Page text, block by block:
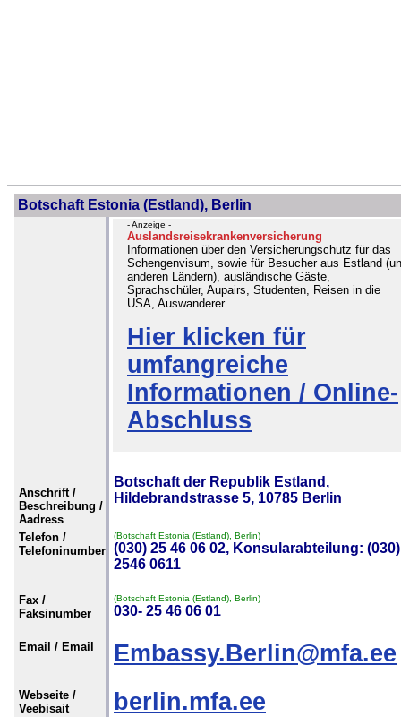
Botschaft Estonia (Estland), Berlin
- Anzeige -
Auslandsreisekrankenversicherung
Informationen über den Versicherungschutz für das
Schengenvisum, sowie für Besucher aus Estland
anderen Ländern), ausländische Gäste,
Sprachschüler, Aupairs, Studenten, Reisen in die
USA, Auswanderer...
Hier klicken für
umfangreiche
Informationen / Online-
Abschluss
Anschrift /
Beschreibung /
Aadress
Botschaft der Republik Estland,
Hildebrandstrasse 5, 10785 Berlin
Telefon /
Telefoninumber
(Botschaft Estonia (Estland), Berlin)
(030) 25 46 06 02, Konsularabteilung: (030)
2546 0611
Fax /
Faksinumber
(Botschaft Estonia (Estland), Berlin)
030- 25 46 06 01
Email / Email Embassy.Berlin@mfa.ee
Webseite /
Veebisait
berlin.mfa.ee